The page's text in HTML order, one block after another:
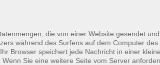
die von einer Website gesendet
während des Surfens auf dem Computer des
Browser speichert jede Nachricht in einer
Sie eine weitere Seite vom Server